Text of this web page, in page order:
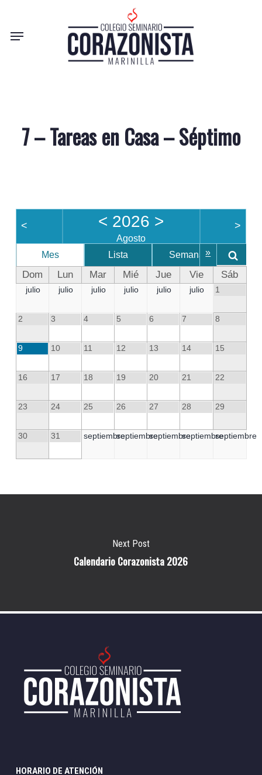
mainMenu
7 – Tareas en Casa – Séptimo
< < 2026 >
Agosto
>
»
Mes Lista Semana
Dom Lun Mar Mié Jue Vie Sáb
julio julio julio julio julio julio 1
2 3 4 5 6 7 8
9 10 11 12 13 14 15
16 17 18 19 20 21 22
23 24 25 26 27 28 29
30 31 septiembreseptiembreseptiembreseptiembreseptiembre
Next Post
Calendario Corazonista 2026
HORARIO DE ATENCIÓN